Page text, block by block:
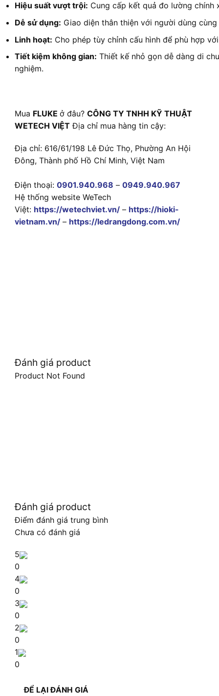
Hiệu suất vượt trội: Cung cấp kết quả đo lường chính
Dễ sử dụng: Giao diện thân thiện với người dùng
Linh hoạt: Cho phép tùy chỉnh cấu hình để phù hợp
Tiết kiệm không gian: Thiết kế nhỏ gọn dễ dàng di
nghiệm.
Mua FLUKE ở đâu? CÔNG TY TNHH KỸ THUẬT
WETECH VIỆT Địa chỉ mua hàng tin cậy:
Địa chỉ: 616/61/198 Lê Đức Thọ, Phường An Hội
Đông, Thành phố Hồ Chí Minh, Việt Nam
Điện thoại: 0901.940.968 – 0949.940.967
Hệ thống website WeTech
Việt: https://wetechviet.vn/ – https://hioki-
vietnam.vn/ – https://ledrangdong.com.vn/
Đánh giá product
Product Not Found
Đánh giá product
Điểm đánh giá trung bình
Chưa có đánh giá
5
0
4
0
3
0
2
0
1
0
ĐỂ LẠI ĐÁNH GIÁ